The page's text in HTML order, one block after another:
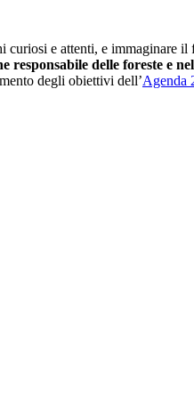
curiosi e attenti, e immaginare il
responsabile delle foreste e
degli obiettivi dell’Agenda